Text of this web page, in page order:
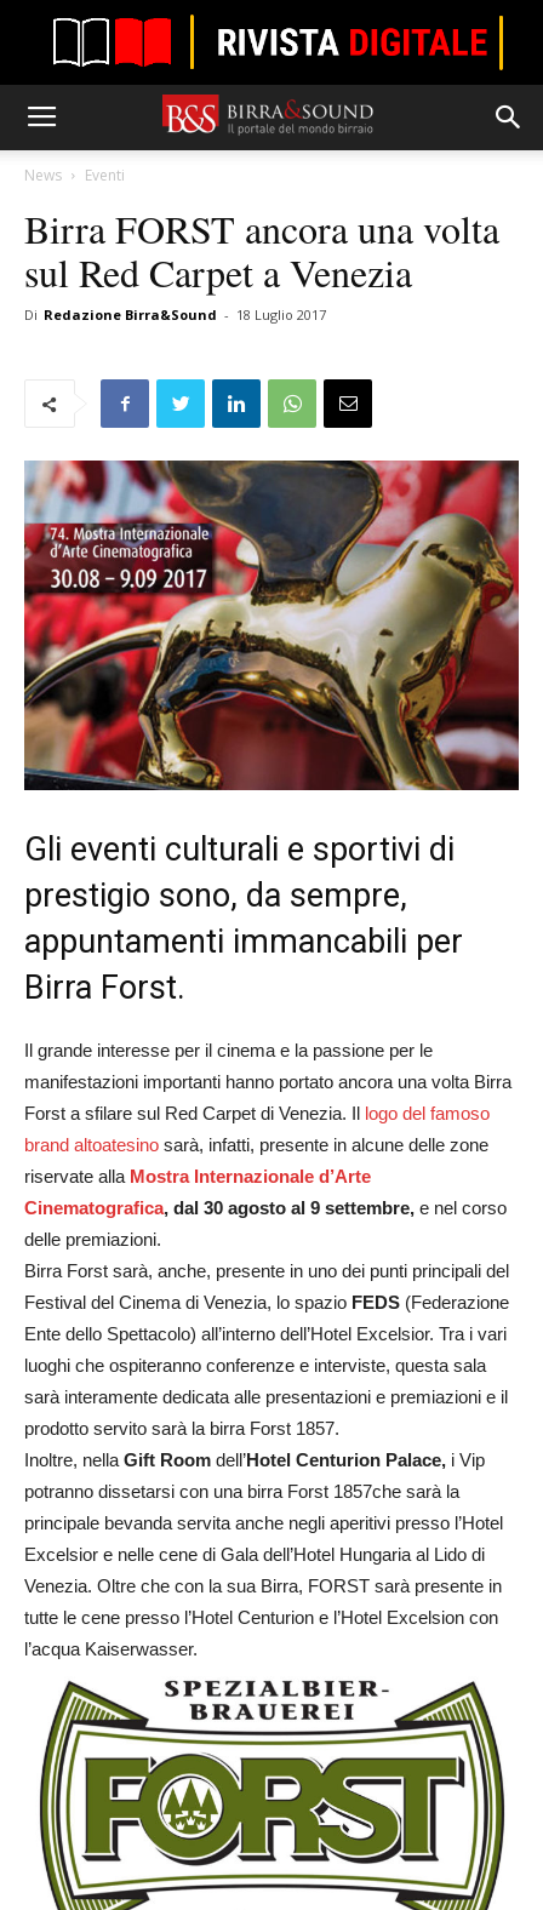
News Eventi
Birra FORST ancora una volta
sul Red Carpet a Venezia
Di Redazione Birra&Sound - 18 Luglio 2017
Gli eventi culturali e sportivi di
prestigio sono, da sempre,
appuntamenti immancabili per
Birra Forst.
Il grande interesse per il cinema e la passione per le
manifestazioni importanti hanno portato ancora una volta Birra
Forst a sfilare sul Red Carpet di Venezia. Il logo del famoso
brand altoatesino sarà, infatti, presente in alcune delle zone
riservate alla Mostra Internazionale d’Arte
Cinematografica, dal 30 agosto al 9 settembre, e nel corso
delle premiazioni.
Birra Forst sarà, anche, presente in uno dei punti principali del
Festival del Cinema di Venezia, lo spazio FEDS (Federazione
Ente dello Spettacolo) all’interno dell’Hotel Excelsior. Tra i vari
luoghi che ospiteranno conferenze e interviste, questa sala
sarà interamente dedicata alle presentazioni e premiazioni e il
prodotto servito sarà la birra Forst 1857.
Inoltre, nella Gift Room dell’Hotel Centurion Palace, i Vip
potranno dissetarsi con una birra Forst 1857che sarà la
principale bevanda servita anche negli aperitivi presso l’Hotel
Excelsior e nelle cene di Gala dell’Hotel Hungaria al Lido di
Venezia. Oltre che con la sua Birra, FORST sarà presente in
tutte le cene presso l’Hotel Centurion e l’Hotel Excelsion con
l’acqua Kaiserwasser.